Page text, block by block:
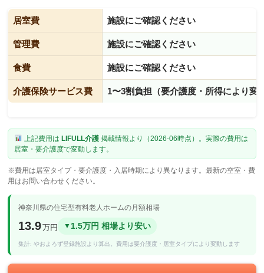
居室費 施設にご確認ください
管理費 施設にご確認ください
食費 施設にご確認ください
介護保険サービス費 1〜3割負担（要介護度・所得により変
上記費用は LIFULL介護掲載情報より（2026-06時点）。実際の費用は
居室・要介護度で変動します。
※費用は居室タイプ・要介護度・入居時期により異なります。最新の空室・費
用はお問い合わせください。
神奈川県の住宅型有料老人ホームの月額相場
13.9万円 ▼ 1.5万円 相場より安い
集計: やおよろず登録施設より算出。費用は要介護度・居室タイプにより変動します